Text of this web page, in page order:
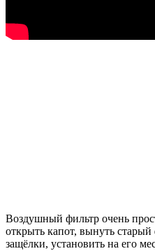
Воздушный фильтр очень
открыть капот, вынуть
защёлки, установить на его